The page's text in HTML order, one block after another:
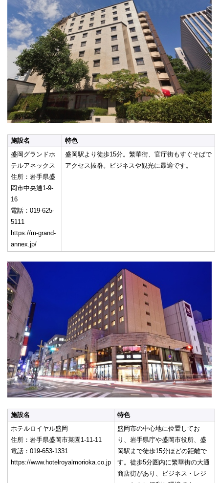
施設名
特色
盛岡グランドホ
テルアネックス
住所：岩手県盛
岡市中央通1-9-
16
電話：019-625-
5111
https://m-grand-
annex.jp/
盛岡駅より徒歩15分。繁華街、官庁街もすぐそばで
アクセス抜群。ビジネスや観光に最適です。
施設名
特色
ホテルロイヤル盛岡
住所：岩手県盛岡市菜園1-11-11
電話：019-653-1331
https://www.hotelroyalmorioka.co.jp
盛岡市の中心地に位置してお
り、岩手県庁や盛岡市役所、盛
岡駅まで徒歩15分ほどの距離で
す。徒歩5分圏内に繁華街の大通
商店街があり、ビジネス・レジ